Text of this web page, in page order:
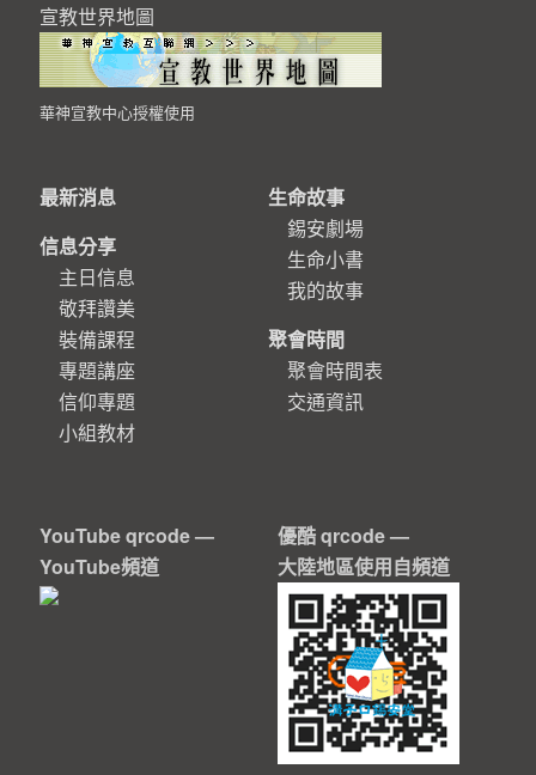
宣教世界地圖
華神宣教中心授權使用
最新消息
信息分享
主日信息
敬拜讚美
裝備課程
專題講座
信仰專題
小組教材
生命故事
錫安劇場
生命小書
我的故事
聚會時間
聚會時間表
交通資訊
YouTube qrcode —
YouTube頻道
優酷 qrcode —
大陸地區使用自頻道